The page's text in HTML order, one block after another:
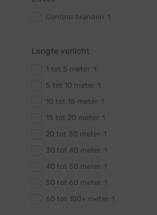
Continu branden
Lengte verlicht
1 tot 5 meter
5 tot 10 meter
10 tot 15 meter
15 tot 20 meter
20 tot 30 meter
30 tot 40 meter
40 tot 50 meter
50 tot 60 meter
60 tot 100+ meter